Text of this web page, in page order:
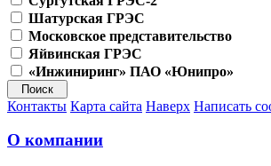
Шатурская ГРЭС
Московское представительство
Яйвинская ГРЭС
«Инжиниринг» ПАО «Юнипро»
Контакты Карта сайта Наверх Написать
О компании